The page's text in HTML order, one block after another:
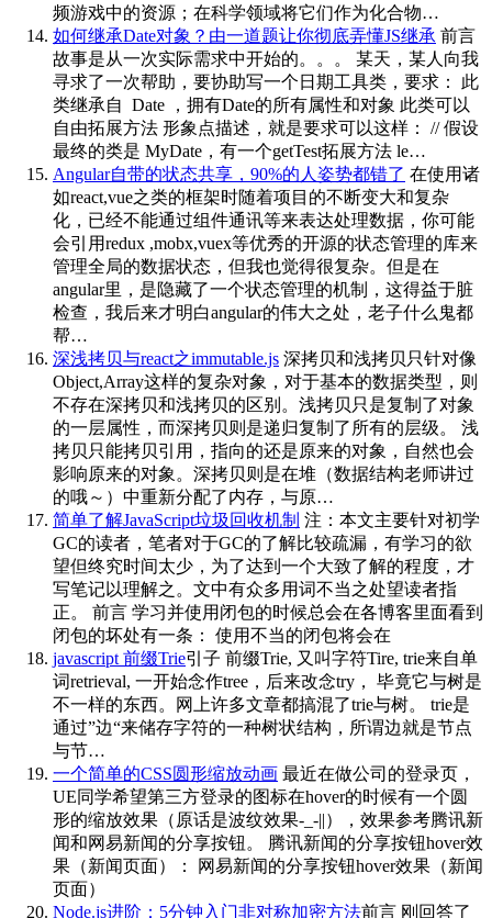
频游戏中的资源；在科学领域将它们作为化合物…
如何继承Date对象？由一道题让你彻底弄懂JS继承 前言
故事是从一次实际需求中开始的。。。 某天，某人向我
寻求了一次帮助，要协助写一个日期工具类，要求： 此
类继承自 Date ，拥有Date的所有属性和对象 此类可以
自由拓展方法 形象点描述，就是要求可以这样： // 假设
最终的类是 MyDate，有一个getTest拓展方法 le…
Angular自带的状态共享，90%的人姿势都错了 在使用诸
如react,vue之类的框架时随着项目的不断变大和复杂
化，已经不能通过组件通讯等来表达处理数据，你可能
会引用redux ,mobx,vuex等优秀的开源的状态管理的库来
管理全局的数据状态，但我也觉得很复杂。但是在
angular里，是隐藏了一个状态管理的机制，这得益于脏
检查，我后来才明白angular的伟大之处，老子什么鬼都
帮…
深浅拷贝与react之immutable.js 深拷贝和浅拷贝只针对像
Object,Array这样的复杂对象，对于基本的数据类型，则
不存在深拷贝和浅拷贝的区别。浅拷贝只是复制了对象
的一层属性，而深拷贝则是递归复制了所有的层级。 浅
拷贝只能拷贝引用，指向的还是原来的对象，自然也会
影响原来的对象。深拷贝则是在堆（数据结构老师讲过
的哦～）中重新分配了内存，与原…
简单了解JavaScript垃圾回收机制 注：本文主要针对初学
GC的读者，笔者对于GC的了解比较疏漏，有学习的欲
望但终究时间太少，为了达到一个大致了解的程度，才
写笔记以理解之。文中有众多用词不当之处望读者指
正。 前言 学习并使用闭包的时候总会在各博客里面看到
闭包的坏处有一条： 使用不当的闭包将会在
javascript 前缀Trie引子 前缀Trie, 又叫字符Tire, trie来自单
词retrieval, 一开始念作tree，后来改念try， 毕竟它与树是
不一样的东西。网上许多文章都搞混了trie与树。 trie是
通过”边“来储存字符的一种树状结构，所谓边就是节点
与节…
一个简单的CSS圆形缩放动画 最近在做公司的登录页，
UE同学希望第三方登录的图标在hover的时候有一个圆
形的缩放效果（原话是波纹效果-_-||），效果参考腾讯新
闻和网易新闻的分享按钮。 腾讯新闻的分享按钮hover效
果（新闻页面）： 网易新闻的分享按钮hover效果（新闻
页面）
Node.js进阶：5分钟入门非对称加密方法前言 刚回答了